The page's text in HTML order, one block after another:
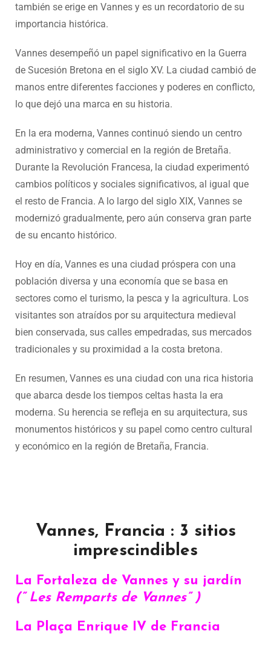
también se erige en Vannes y es un recordatorio de su
importancia histórica.
Vannes desempeñó un papel significativo en la Guerra
de Sucesión Bretona en el siglo XV. La ciudad cambió de
manos entre diferentes facciones y poderes en conflicto,
lo que dejó una marca en su historia.
En la era moderna, Vannes continuó siendo un centro
administrativo y comercial en la región de Bretaña.
Durante la Revolución Francesa, la ciudad experimentó
cambios políticos y sociales significativos, al igual que
el resto de Francia. A lo largo del siglo XIX, Vannes se
modernizó gradualmente, pero aún conserva gran parte
de su encanto histórico.
Hoy en día, Vannes es una ciudad próspera con una
población diversa y una economía que se basa en
sectores como el turismo, la pesca y la agricultura. Los
visitantes son atraídos por su arquitectura medieval
bien conservada, sus calles empedradas, sus mercados
tradicionales y su proximidad a la costa bretona.
En resumen, Vannes es una ciudad con una rica historia
que abarca desde los tiempos celtas hasta la era
moderna. Su herencia se refleja en su arquitectura, sus
monumentos históricos y su papel como centro cultural
y económico en la región de Bretaña, Francia.
Vannes, Francia : 3 sitios
imprescindibles
La Fortaleza de Vannes y su jardín
(” Les Remparts de Vannes” )
La Plaça Enrique IV de Francia